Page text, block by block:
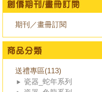
期刊／畫冊訂閱
送禮專區(113)
瓷器_蛇年系列